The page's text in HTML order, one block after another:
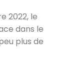
2022, le
dans le
plus de